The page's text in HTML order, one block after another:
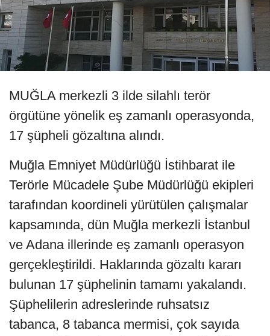
MUĞLA merkezli 3 ilde silahlı terör
örgütüne yönelik eş zamanlı operasyonda,
17 şüpheli gözaltına alındı.
Muğla Emniyet Müdürlüğü İstihbarat ile
Terörle Mücadele Şube Müdürlüğü ekipleri
tarafından koordineli yürütülen çalışmalar
kapsamında, dün Muğla merkezli İstanbul
ve Adana illerinde eş zamanlı operasyon
gerçekleştirildi. Haklarında gözaltı kararı
bulunan 17 şüphelinin tamamı yakalandı.
Şüphelilerin adreslerinde ruhsatsız
tabanca, 8 tabanca mermisi, çok sayıda